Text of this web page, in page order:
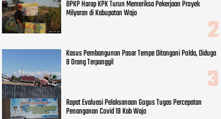
BPKP Harap KPK Turun Memeriksa Pekerjaan Proyek
Milyaran di Kabupatan Wajo
Kasus Pembangunan Pasar Tempe Ditangani Polda, Diduga
8 Orang Terpanggil
Rapat Evaluasi Pelaksanaan Gogus Tugas Percepatan
Penanganan Covid 19 Kab Wajo